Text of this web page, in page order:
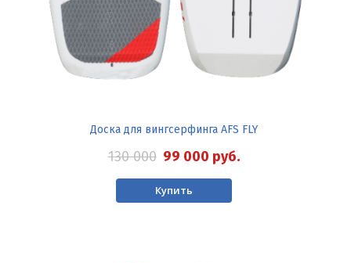
Доска для вингсерфинга AFS FLY
130 000 99 000 руб.
Купить